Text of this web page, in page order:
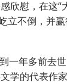
欣慰，在这“
立不倒，并
一年多前去
学的代表作